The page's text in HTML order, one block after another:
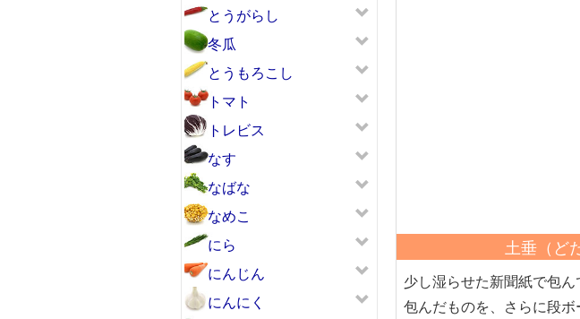
とうがらし
冬瓜
とうもろこし
トマト
トレビス
なす
なばな
なめこ
にら
にんじん
にんにく
土垂（ど
少し湿らせた新聞紙で包
包んだものを、さらに段